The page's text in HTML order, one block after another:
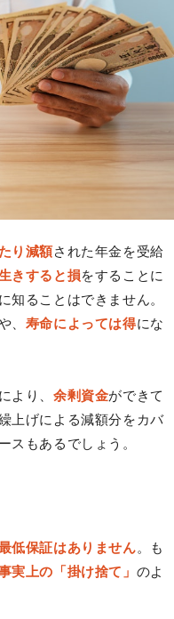
り減額された年金を受給
きすると損をすることに
知ることはできません。
、 寿命によっては得にな
より、余剰資金ができて
上げによる減額分をカバ
スもあるでしょう。
低保証はありません。も
実上の「掛け捨て」 のよ